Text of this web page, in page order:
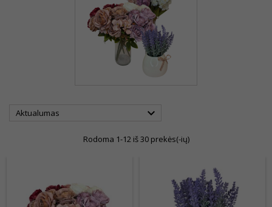
Aktualumas 
Rodoma 1-12 iš 30 prekės(-ių)